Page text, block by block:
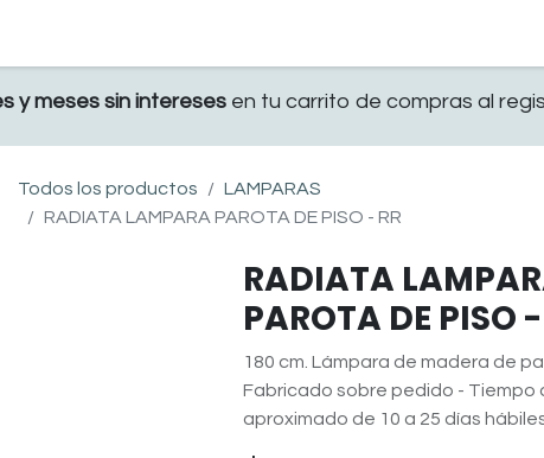
y meses sin interesesen tu carrito de compras al
Todos los productos
LAMPARAS
RADIATA LAMPARA PAROTA DE PISO - RR
RADIATA
PAROTA DE PISO
180 cm. Lámpara de madera de
Fabricado sobre pedido - Tiempo
aproximado de 10 a 25 días